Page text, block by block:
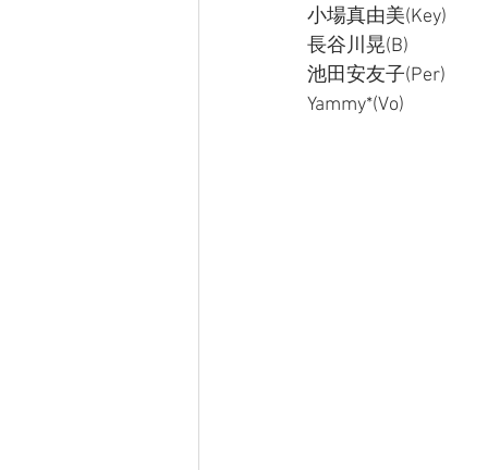
小場真由美(Key)
長谷川晃(B)
池田安友子(Per)
Yammy*(Vo)